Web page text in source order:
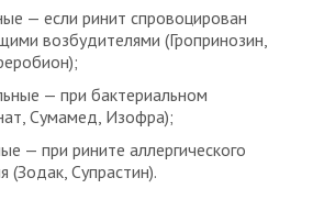
— если ринит спровоцирован
возбудителями (Гропринозин,
— при бактериальном
Сумамед, Изофра);
— при рините аллергического
(Зодак, Супрастин).